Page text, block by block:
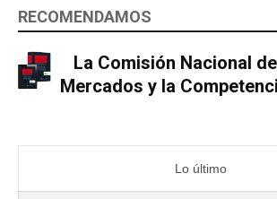
RECOMENDAMOS
La Comisión Nacional
Mercados y la
Lo último